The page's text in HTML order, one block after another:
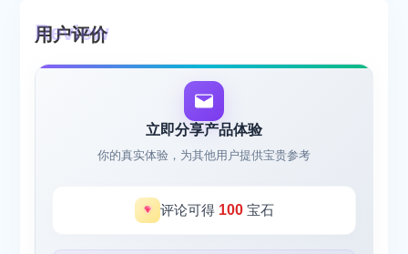
用户评价
立即分享产品体验
你的真实体验，为其他用户提供宝贵参考
评论可得 100宝石